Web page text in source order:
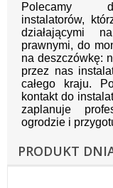
Polecamy
instalatorów,
działającymi
prawnymi, do
na deszczówkę:
przez nas
całego kraju.
kontakt do
zaplanuje
ogrodzie i
PRODUKT